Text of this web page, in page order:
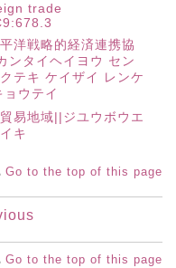
trade
洋戦略的経済連携協
ンタイヘイヨウ セン
テキ ケイザイ レンケ
ョウテイ
易地域||ジユウボウエ
キ
Go to the top of this page
Go to the top of this page